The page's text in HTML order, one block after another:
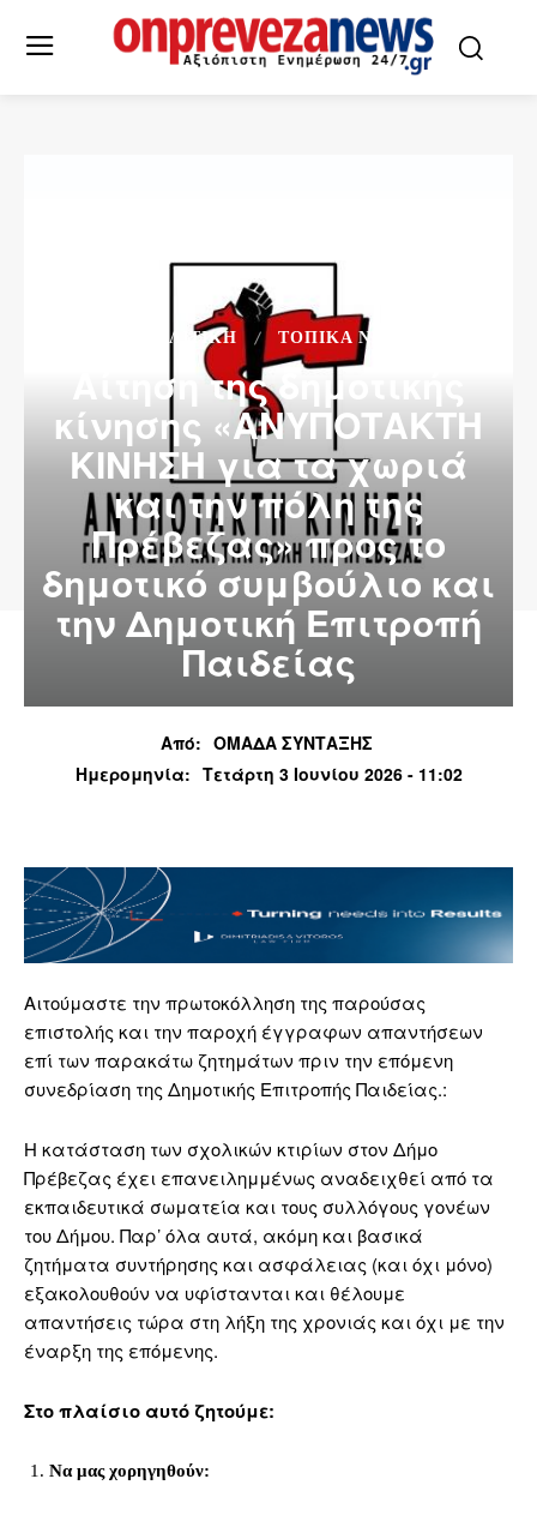
ΠΟΛΙΤΙΚΗ ΤΟΠΙΚΆ ΝΈΑ
Αίτηση της δημοτικής
κίνησης «ΑΝΥΠΟΤΑΚΤΗ
ΚΙΝΗΣΗ για τα χωριά
και την πόλη της
Πρέβεζας» προς το
δημοτικό συμβούλιο και
την Δημοτική Επιτροπή
Παιδείας
Από: ΟΜΑΔΑ ΣΥΝΤΑΞΗΣ
Ημερομηνία: Τετάρτη 3 Ιουνίου 2026 - 11:02
Αιτούμαστε την πρωτοκόλληση της παρούσας
επιστολής και την παροχή έγγραφων απαντήσεων
επί των παρακάτω ζητημάτων πριν την επόμενη
συνεδρίαση της Δημοτικής Επιτροπής Παιδείας.:
Η κατάσταση των σχολικών κτιρίων στον Δήμο
Πρέβεζας έχει επανειλημμένως αναδειχθεί από τα
εκπαιδευτικά σωματεία και τους συλλόγους γονέων
του Δήμου. Παρ’ όλα αυτά, ακόμη και βασικά
ζητήματα συντήρησης και ασφάλειας (και όχι μόνο)
εξακολουθούν να υφίστανται και θέλουμε
απαντήσεις τώρα στη λήξη της χρονιάς και όχι με την
έναρξη της επόμενης.
Στο πλαίσιο αυτό ζητούμε:
Να μας χορηγηθούν: